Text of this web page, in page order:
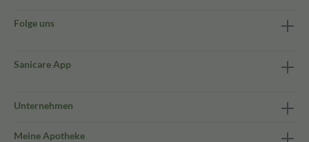
Folge uns
Sanicare App
Unternehmen
Meine Apotheke